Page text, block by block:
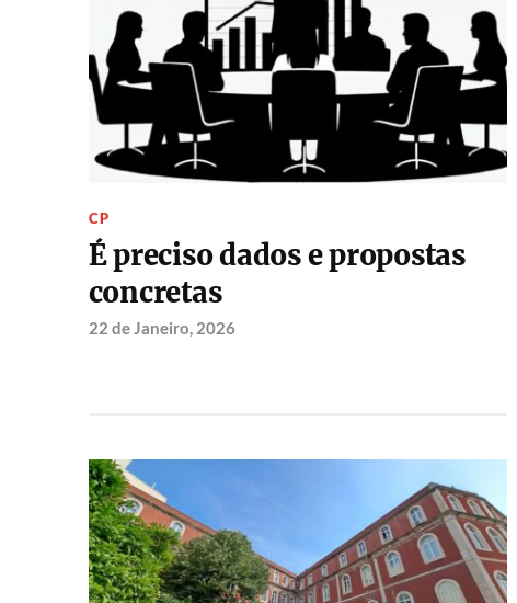
CP
É preciso dados e propostas
concretas
22 de Janeiro, 2026